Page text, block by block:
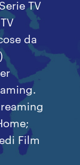
TV
da
Film